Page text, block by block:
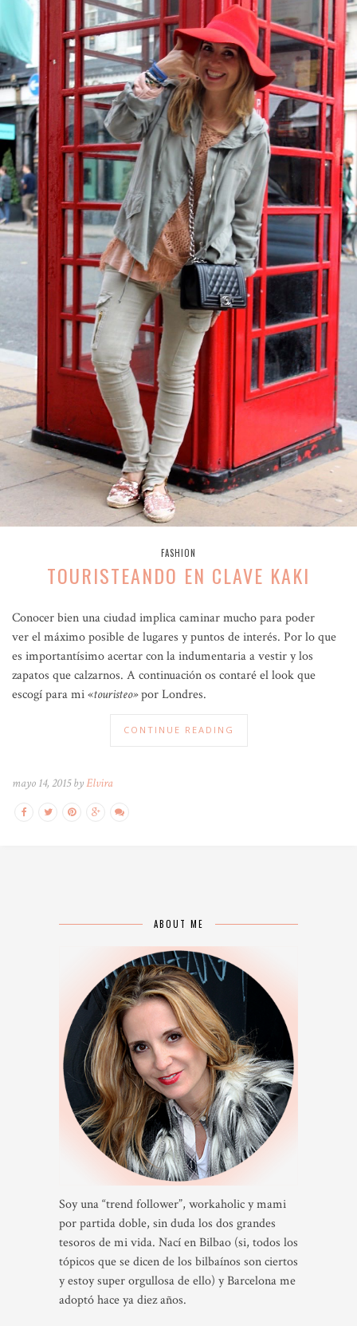
FASHION
TOURISTEANDO EN CLAVE KAKI
Conocer bien una ciudad implica caminar mucho para poder
ver el máximo posible de lugares y puntos de interés. Por lo que
es importantísimo acertar con la indumentaria a vestir y los
zapatos que calzarnos. A continuación os contaré el look que
escogí para mi «touristeo»por Londres.
CONTINUE READING
mayo 14, 2015 byElvira
ABOUT ME
Soy una “trend follower”, workaholic y mami
por partida doble, sin duda los dos grandes
tesoros de mi vida. Nací en Bilbao (si, todos los
tópicos que se dicen de los bilbaínos son ciertos
y estoy super orgullosa de ello) y Barcelona me
adoptó hace ya diez años.